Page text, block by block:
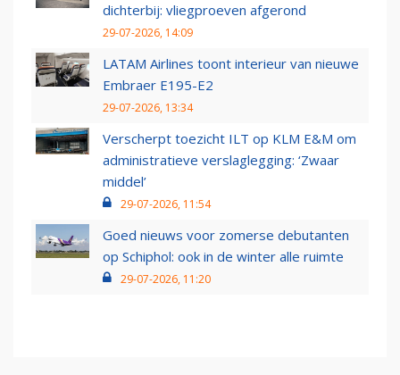
dichterbij: vliegproeven afgerond
29-07-2026, 14:09
LATAM Airlines toont interieur van nieuwe
Embraer E195-E2
29-07-2026, 13:34
Verscherpt toezicht ILT op KLM E&M om
administratieve verslaglegging: ‘Zwaar
middel’
29-07-2026, 11:54
Goed nieuws voor zomerse debutanten
op Schiphol: ook in de winter alle ruimte
29-07-2026, 11:20